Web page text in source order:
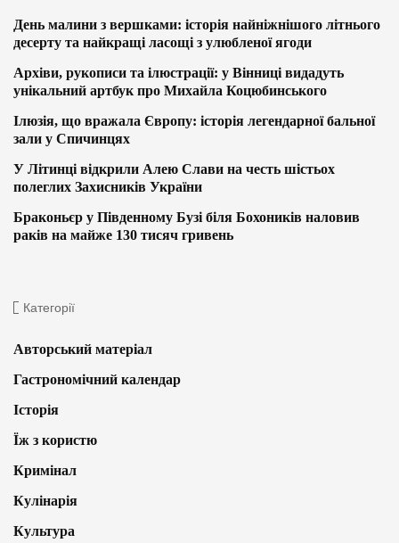
День малини з вершками: історія найніжнішого літнього
десерту та найкращі ласощі з улюбленої ягоди
Архіви, рукописи та ілюстрації: у Вінниці видадуть
унікальний артбук про Михайла Коцюбинського
Ілюзія, що вражала Європу: історія легендарної бальної
зали у Спичинцях
У Літинці відкрили Алею Слави на честь шістьох
полеглих Захисників України
Браконьєр у Південному Бузі біля Бохоників наловив
раків на майже 130 тисяч гривень
Категорії
Авторський матеріал
Гастрономічний календар
Історія
Їж з користю
Кримінал
Кулінарія
Культура